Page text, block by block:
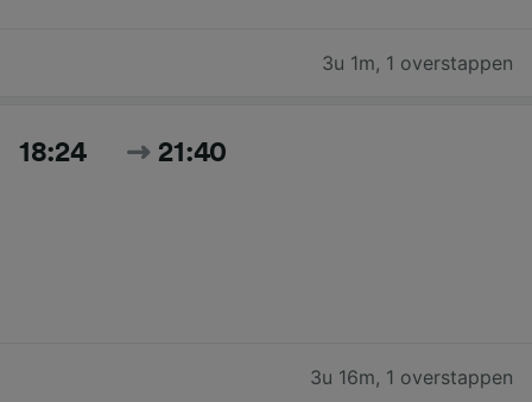
3u 1m, 1 overstappen
18:24 21:40
3u 16m, 1 overstappen